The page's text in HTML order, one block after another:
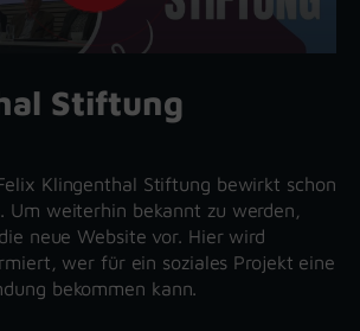
Stiftung
Klingenthal Stiftung bewirkt schon
Um weiterhin bekannt zu werden,
neue Website vor. Hier wird
wer für ein soziales Projekt eine
bekommen kann.